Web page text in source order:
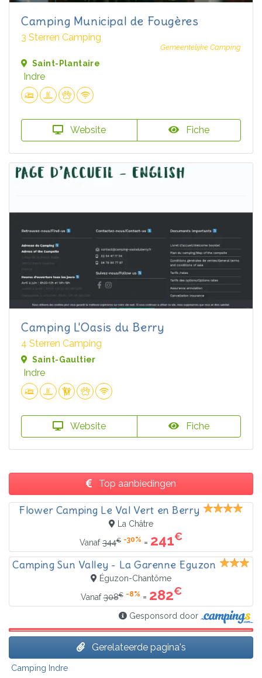
Camping Municipal de Fougères
3 Sterren Camping
Gemeentelijke Camping
Saint-Plantaire
Indre
Website Fiche
Camping L'Oasis du Berry
4 Sterren Camping
Saint-Gaultier
Indre
Website Fiche
Top aanbiedingen
Flower Camping Le Val Vert en Berry
La Châtre
Vanaf344€ -30% = 241€
Camping Sun Valley - La Garenne Eguzon
Éguzon-Chantôme
Vanaf308€ -8% = 282€
Gesponsord door
Gerelateerde pagina's
Camping Indre